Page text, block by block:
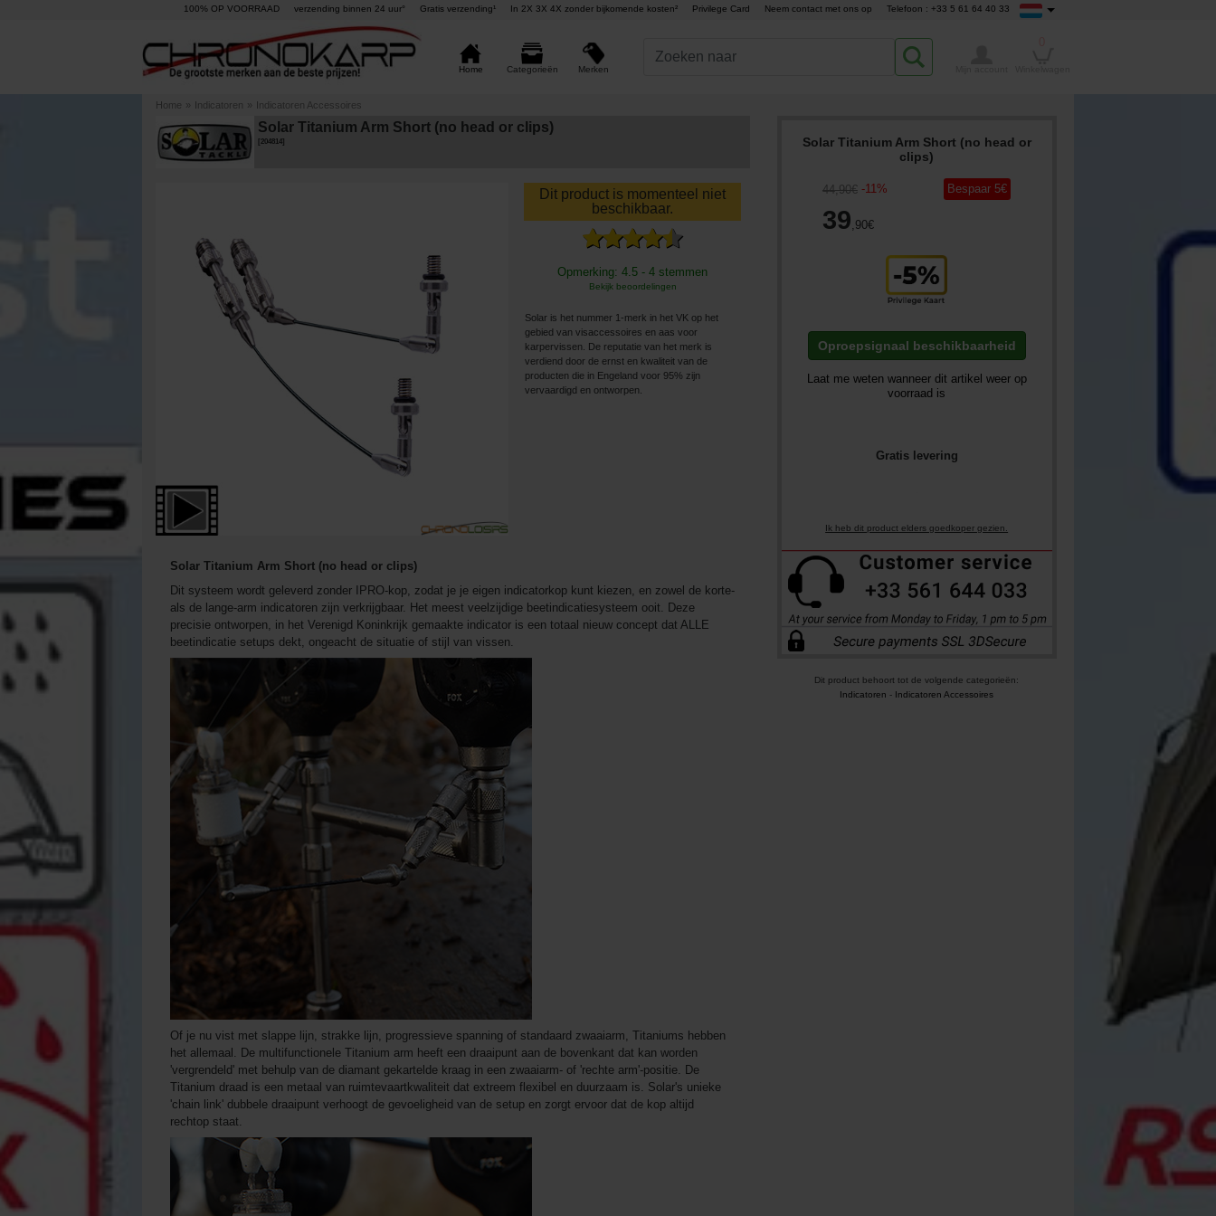
100% OP VOORRAAD verzending binnen 24 uur° Gratis verzending¹ In 2X 3X 4X zonder bijkomende kosten² Privilege Card Neem contact met ons op Telefoon : +33 5 61 64 40 33
Home Categorieën Merken
Home » Indicatoren » Indicatoren Accessoires
Solar Titanium Arm Short (no head or clips)
204814 ]
Dit product is momenteel niet
beschikbaar.
Opmerking: 4.5 - 4 stemmen
Bekijk beoordelingen
Solar is het nummer 1-merk in het VK op het
gebied van visaccessoires en aas voor
karpervissen. De reputatie van het merk is
verdiend door de ernst en kwaliteit van de
producten die in Engeland voor 95% zijn
vervaardigd en ontworpen.
Solar Titanium Arm Short (no head or
clips)
44,90€ -11%
39,90€
Bespaar 5€
Oproepsignaal beschikbaarheid
Laat me weten wanneer dit artikel weer op
voorraad is
Gratis levering
Ik heb dit product elders goedkoper gezien.
Dit product behoort tot de volgende categorieën:
Indicatoren - Indicatoren Accessoires
Solar Titanium Arm Short (no head or clips)
Dit systeem wordt geleverd zonder IPRO-kop, zodat je je eigen indicatorkop kunt kiezen, en zowel de korte-
als de lange-arm indicatoren zijn verkrijgbaar. Het meest veelzijdige beetindicatiesysteem ooit. Deze
precisie ontworpen, in het Verenigd Koninkrijk gemaakte indicator is een totaal nieuw concept dat ALLE
beetindicatie setups dekt, ongeacht de situatie of stijl van vissen.
Of je nu vist met slappe lijn, strakke lijn, progressieve spanning of standaard zwaaiarm, Titaniums hebben
het allemaal. De multifunctionele Titanium arm heeft een draaipunt aan de bovenkant dat kan worden
'vergrendeld' met behulp van de diamant gekartelde kraag in een zwaaiarm- of 'rechte arm'-positie. De
Titanium draad is een metaal van ruimtevaartkwaliteit dat extreem flexibel en duurzaam is. Solar's unieke
'chain link' dubbele draaipunt verhoogt de gevoeligheid van de setup en zorgt ervoor dat de kop altijd
rechtop staat.